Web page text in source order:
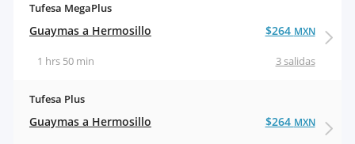
Tufesa MegaPlus
Guaymas a Hermosillo
3 salidas
1 hrs 50 min
$264 MXN
Tufesa Plus
Guaymas a Hermosillo $264 MXN